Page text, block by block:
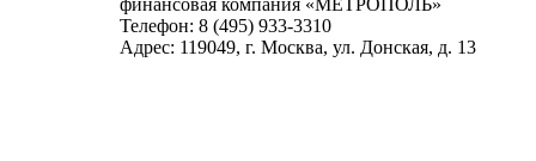
финансовая компания «МЕТРОПОЛЬ»
Телефон: 8 (495) 933-3310
Адрес: 119049, г. Москва, ул. Донская, д. 13